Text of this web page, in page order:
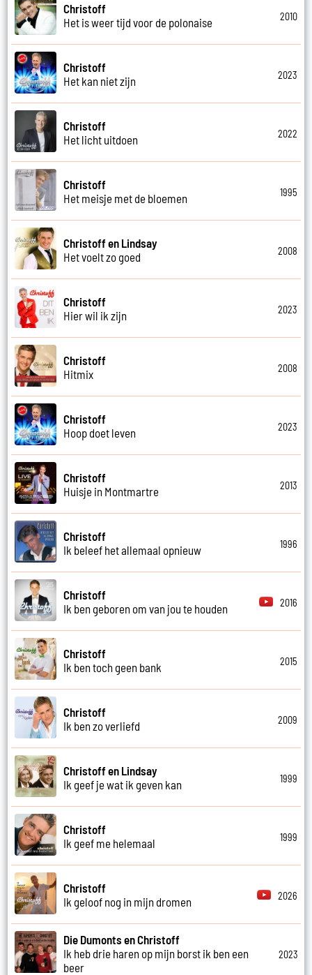
Christoff
Het is weer tijd voor de polonaise
2010
Christoff
Het kan niet zijn
2023
Christoff
Het licht uitdoen
2022
Christoff
Het meisje met de bloemen
1995
Christoff en Lindsay
Het voelt zo goed
2008
Christoff
Hier wil ik zijn
2023
Christoff
Hitmix
2008
Christoff
Hoop doet leven
2023
Christoff
Huisje in Montmartre
2013
Christoff
Ik beleef het allemaal opnieuw
1996
Christoff
Ik ben geboren om van jou te houden
2016
Christoff
Ik ben toch geen bank
2015
Christoff
Ik ben zo verliefd
2009
Christoff en Lindsay
Ik geef je wat ik geven kan
1999
Christoff
Ik geef me helemaal
1999
Christoff
Ik geloof nog in mijn dromen
2026
Die Dumonts en Christoff
Ik heb drie haren op mijn borst ik ben een
beer
2023